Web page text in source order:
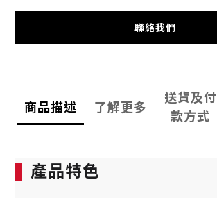
聯絡我們
商品描述 了解更多
送貨及付
款方式
產品特色